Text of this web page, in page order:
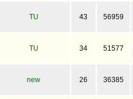
TU 43 56959
TU 34 51577
new 26 36385